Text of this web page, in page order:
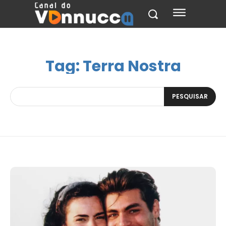
Tag:Terra Nostra
PESQUISAR